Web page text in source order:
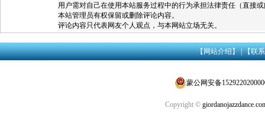
用户需对自己在使用本站服务过程中的行为承担法律责任（直接
本站管理员有权保留或删除评论内容。
评论内容只代表网友个人观点，与本网站立场无关。
【网站介绍】|【联
蒙公网安备
Copyright ©